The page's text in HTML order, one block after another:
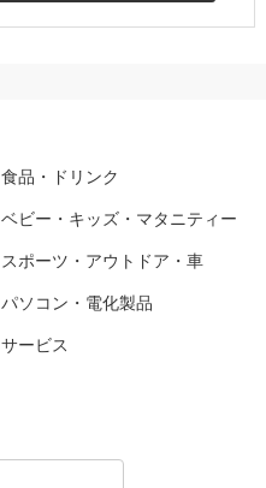
食品・ドリンク
ベビー・キッズ・マタニティー
スポーツ・アウトドア・車
パソコン・電化製品
サービス